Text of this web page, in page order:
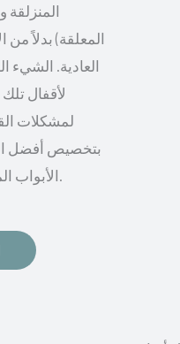
المنزلقة
المعلقة) بدلاً من
العادية. الشيء
لأقفال
لمشكلات
بتخصيص أفضل